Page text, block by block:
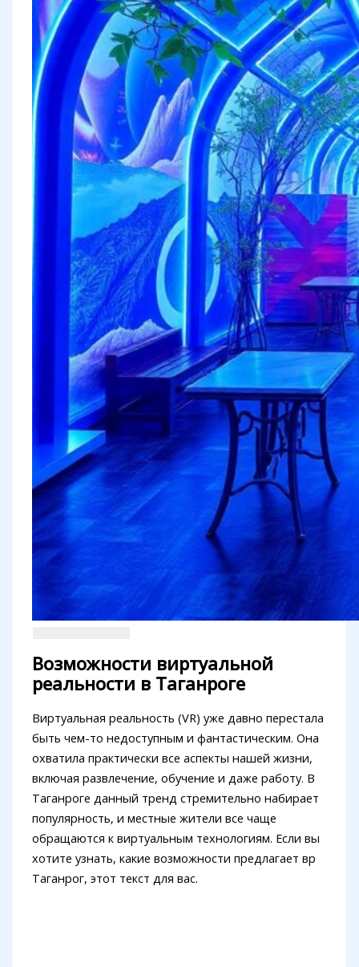
Возможности виртуальной
реальности в Таганроге
Виртуальная реальность (VR) уже давно перестала
быть чем-то недоступным и фантастическим. Она
охватила практически все аспекты нашей жизни,
включая развлечение, обучение и даже работу. В
Таганроге данный тренд стремительно набирает
популярность, и местные жители все чаще
обращаются к виртуальным технологиям. Если вы
хотите узнать, какие возможности предлагает вр
Таганрог, этот текст для вас.